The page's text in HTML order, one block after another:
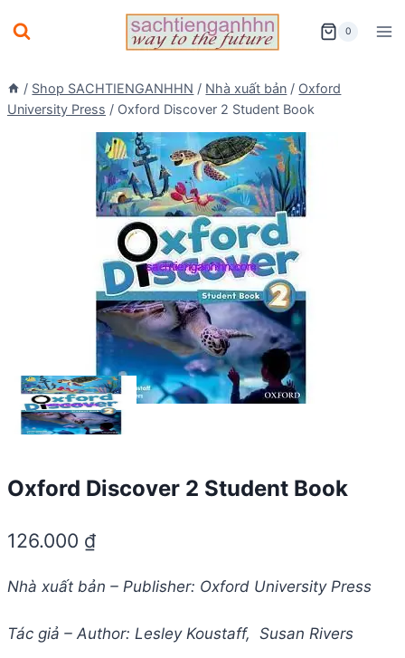
to
0
/ Shop SACHTIENGANHHN / Nhà xuất bản / Oxford
University Press / Oxford Discover 2 Student Book
Oxford Discover 2 Student Book
126.000 ₫
Nhà xuất bản – Publisher: Oxford University Press
Tác giả – Author: Lesley Koustaff, Susan Rivers